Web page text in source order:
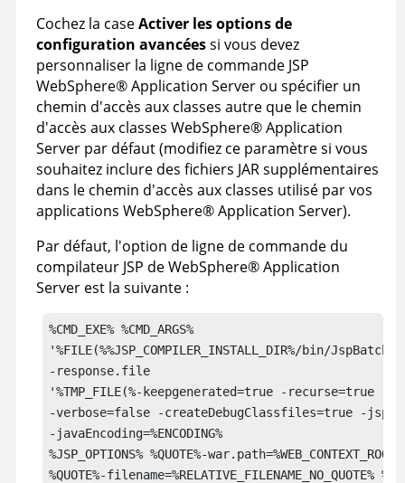
Cochez la caseActiver les options de
configuration avancéessi vous devez
personnaliser la ligne de commande JSP
WebSphere®Application Server ou spécifier un
chemin d'accès aux classes autre que le chemin
d'accès aux classes WebSphere®Application
Server par défaut (modifiez ce paramètre si vous
souhaitez inclure des fichiers JAR supplémentaires
dans le chemin d'accès aux classes utilisé par vos
applications WebSphere®Application Server).
Par défaut, l'option de ligne de commande du
compilateur JSP deWebSphere®Application
Server est la suivante :
%CMD_EXE% %CMD_ARGS%
'%FILE(%%JSP_COMPILER_INSTALL_DIR%/bin/
-response.file
'%TMP_FILE(%-keepgenerated=true -recurse=true -
-verbose=false -createDebugClassfiles=true -
-javaEncoding=%ENCODING%
%JSP_OPTIONS% %QUOTE%-
%QUOTE%-filename=%RELATIVE_FILENAME_NO_QUOTE%